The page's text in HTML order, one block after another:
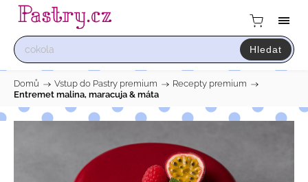
Hledat
Domů / Vstup do Pastry premium / Recepty premium /
Entremet malina, maracuja & máta